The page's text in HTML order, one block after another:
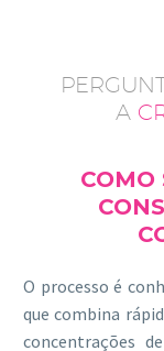
A
COMO
O processo é
que combina
concentrações